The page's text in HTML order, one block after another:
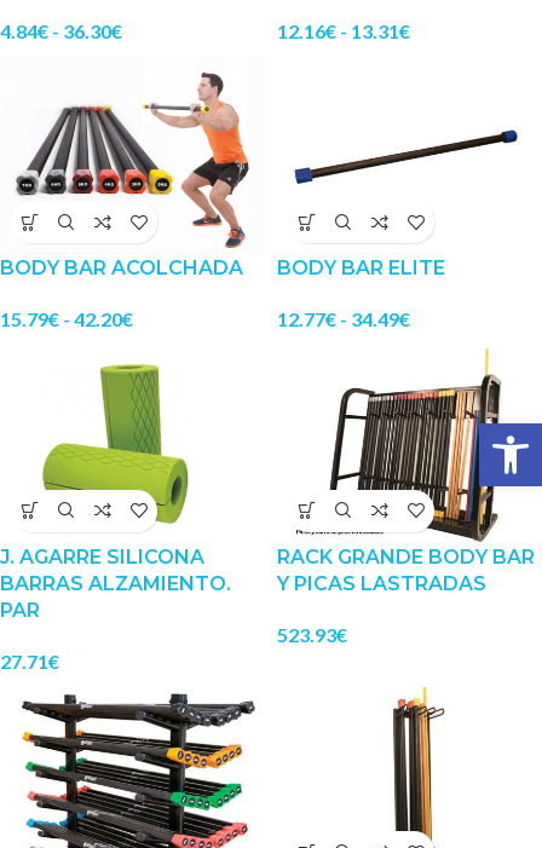
4.84€ - 36.30€ 12.16€ - 13.31€
BODY BAR ACOLCHADA
15.79€ - 42.20€
BODY BAR ELITE
12.77€ - 34.49€
J. AGARRE SILICONA
BARRAS ALZAMIENTO.
PAR
27.71€
RACK GRANDE BODY BAR
Y PICAS LASTRADAS
523.93€
Abrir